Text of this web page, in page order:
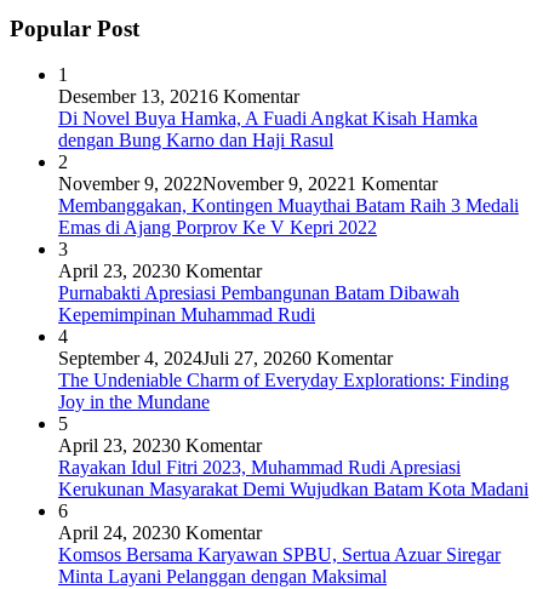
Popular Post
1
Desember 13, 20216 Komentar
Di Novel Buya Hamka, A Fuadi Angkat Kisah Hamka
dengan Bung Karno dan Haji Rasul
2
November 9, 2022November 9, 20221 Komentar
Membanggakan, Kontingen Muaythai Batam Raih 3 Medali
Emas di Ajang Porprov Ke V Kepri 2022
3
April 23, 20230 Komentar
Purnabakti Apresiasi Pembangunan Batam Dibawah
Kepemimpinan Muhammad Rudi
4
September 4, 2024Juli 27, 20260 Komentar
The Undeniable Charm of Everyday Explorations: Finding
Joy in the Mundane
5
April 23, 20230 Komentar
Rayakan Idul Fitri 2023, Muhammad Rudi Apresiasi
Kerukunan Masyarakat Demi Wujudkan Batam Kota Madani
6
April 24, 20230 Komentar
Komsos Bersama Karyawan SPBU, Sertua Azuar Siregar
Minta Layani Pelanggan dengan Maksimal